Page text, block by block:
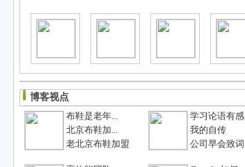
博客视点
布鞋是老年...
北京布鞋加...
老北京布鞋加盟
学习论语有感
我的自传
公司早会致词